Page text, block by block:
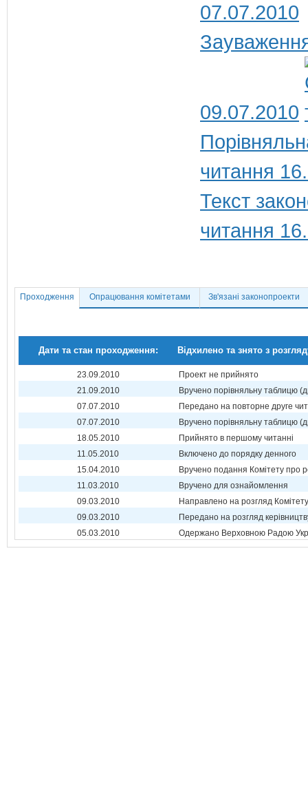
07.07.2010
09.07.2010
читання
Текст
читання
Проходження Опрацювання комітетами Зв'язані законопроекти
Дати та стан проходження: Відхилено та знято з
23.09.2010
Проект не прийнято
21.09.2010
Вручено порівняльну таблицю
07.07.2010
Передано на повторне друге
07.07.2010
Вручено порівняльну таблицю
18.05.2010
Прийнято в першому читанні
11.05.2010
Включено до порядку денного
15.04.2010
Вручено подання Комітету про
11.03.2010
Вручено для ознайомлення
09.03.2010
Направлено на розгляд Комітету
09.03.2010
Передано на розгляд
05.03.2010
Одержано Верховною Радою